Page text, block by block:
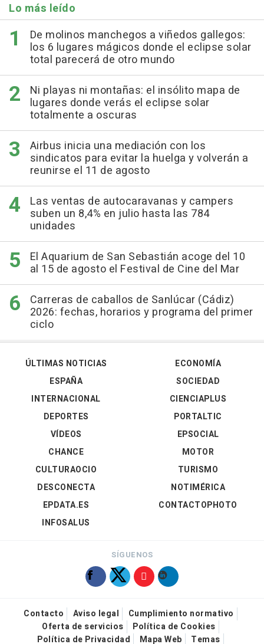
Lo más leído
De molinos manchegos a viñedos gallegos:
los 6 lugares mágicos donde el eclipse solar
total parecerá de otro mundo
Ni playas ni montañas: el insólito mapa de
lugares donde verás el eclipse solar
totalmente a oscuras
Airbus inicia una mediación con los
sindicatos para evitar la huelga y volverán a
reunirse el 11 de agosto
Las ventas de autocaravanas y campers
suben un 8,4% en julio hasta las 784
unidades
El Aquarium de San Sebastián acoge del 10
al 15 de agosto el Festival de Cine del Mar
Carreras de caballos de Sanlúcar (Cádiz)
2026: fechas, horarios y programa del primer
ciclo
ÚLTIMAS NOTICIAS
ESPAÑA
INTERNACIONAL
DEPORTES
VÍDEOS
ECONOMÍA
SOCIEDAD
CIENCIAPLUS
PORTALTIC
EPSOCIAL
CHANCE
CULTURAOCIO
DESCONECTA
EPDATA.ES
INFOSALUS
MOTOR
TURISMO
NOTIMÉRICA
CONTACTOPHOTO
SÍGUENOS
Contacto Aviso legal
Cumplimiento normativo
Oferta de servicios
Política de Cookies
Política de Privacidad
Mapa Web Temas